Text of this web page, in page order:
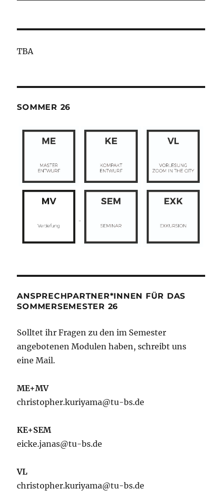
TBA
SOMMER 26
ANSPRECHPARTNER*INNEN FÜR DAS
SOMMERSEMESTER 26
Solltet ihr Fragen zu den im Semester
angebotenen Modulen haben, schreibt uns
eine Mail.
ME+MV
christopher.kuriyama@tu-bs.de
KE+SEM
eicke.janas@tu-bs.de
VL
christopher.kuriyama@tu-bs.de